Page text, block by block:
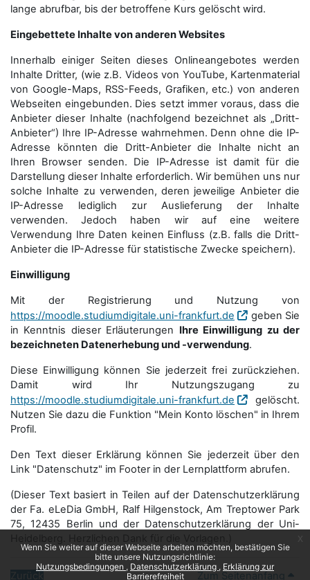
Wenn Sie weiter auf dieser Webseite arbeiten möchten, bestätigen Sie
bitte unsere Nutzungsrichtlinie:
Nutzungsbedingungen
Datenschutzerklärung
Erklärung zur
Barrierefreiheit
lange abrufbar, bis der betroffene Kurs gelöscht wird.
Eingebettete Inhalte von anderen Websites
Innerhalb einiger Seiten dieses Onlineangebotes werden
Inhalte Dritter, (wie z.B. Videos von YouTube, Kartenmaterial
von Google-Maps, RSS-Feeds, Grafiken, etc.) von anderen
Webseiten eingebunden. Dies setzt immer voraus, dass die
Anbieter dieser Inhalte (nachfolgend bezeichnet als „Dritt-
Anbieter“) Ihre IP-Adresse wahrnehmen. Denn ohne die IP-
Adresse könnten die Dritt-Anbieter die Inhalte nicht an
Ihren Browser senden. Die IP-Adresse ist damit für die
Darstellung dieser Inhalte erforderlich. Wir bemühen uns nur
solche Inhalte zu verwenden, deren jeweilige Anbieter die
IP-Adresse lediglich zur Auslieferung der Inhalte
verwenden. Jedoch haben wir auf eine weitere
Verwendung Ihre Daten keinen Einfluss (z.B. falls die Dritt-
Anbieter die IP-Adresse für statistische Zwecke speichern).
Einwilligung
Mit der Registrierung und Nutzung von
https://moodle.studiumdigitale.uni-frankfurt.de
geben Sie
in Kenntnis dieser Erläuterungen Ihre Einwilligung zu der
bezeichneten Datenerhebung und -verwendung.
Diese Einwilligung können Sie jederzeit frei zurückziehen.
Damit wird Ihr Nutzungszugang zu
https://moodle.studiumdigitale.uni-frankfurt.de
gelöscht.
Nutzen Sie dazu die Funktion "Mein Konto löschen" in Ihrem
Profil.
Den Text dieser Erklärung können Sie jederzeit über den
Link "Datenschutz" im Footer in der Lernplattform abrufen.
(Dieser Text basiert in Teilen auf der Datenschutzerklärung
der Fa. eLeDia GmbH, Ralf Hilgenstock, Am Treptower Park
75, 12435 Berlin und der Datenschutzerklärung der Uni-
Zurück Zum Seitenanfang